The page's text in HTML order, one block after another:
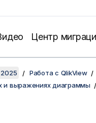
Центр
Работа с QlikView
и выражениях диаграммы